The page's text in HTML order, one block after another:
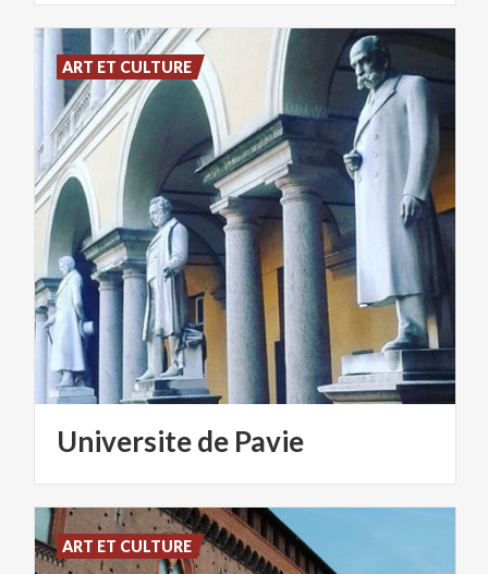
Universitede Pavie
ART ET CULTURE
ART ET CULTURE